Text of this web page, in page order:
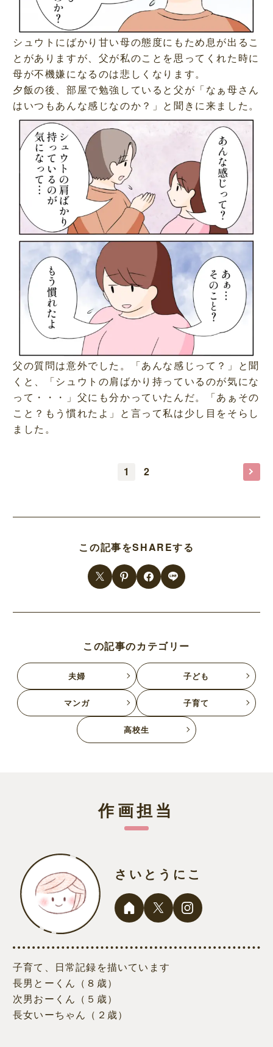
シュウトにばかり甘い母の態度にもため息が出るこ
とがありますが、父が私のことを思ってくれた時に
母が不機嫌になるのは悲しくなります。
夕飯の後、部屋で勉強していると父が「なぁ母さん
はいつもあんな感じなのか？」と聞きに来ました。
父の質問は意外でした。「あんな感じって？」と聞
くと、「シュウトの肩ばかり持っているのが気にな
って・・・」父にも分かっていたんだ。「あぁその
こと？もう慣れたよ」と言って私は少し目をそらし
ました。
1 2
この記事をSHAREする
この記事のカテゴリー
夫婦 子ども
マンガ 子育て
高校生
作画担当
さいとうにこ
子育て、日常記録を描いています
長男とーくん（８歳）
次男おーくん（５歳）
長女いーちゃん（２歳）